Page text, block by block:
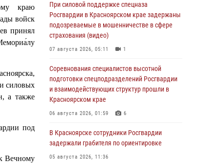
краю
войск
принял
силовых
а также
под
Вечному
При силовой поддержке спецназа
Росгвардии в Красноярском крае задержаны
подозреваемые в мошенничестве в сфере
страхования (видео)
07 августа 2026, 05:11 1
Соревнования специалистов высотной
подготовки спецподразделений Росгвардии
и взаимодействующих структур прошли в
Красноярском крае
06 августа 2026, 01:59 6
В Красноярске сотрудники Росгвардии
задержали грабителя по ориентировке
05 августа 2026, 11:36